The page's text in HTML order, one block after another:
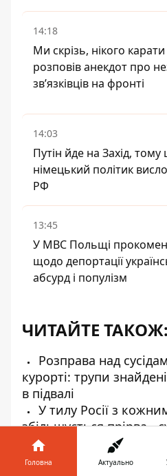
14:18
Ми скрізь, нікого
розповів анекдот про
зв’язківців на фронті
14:03
Путін йде на Захід, тому
німецький політик
РФ
13:45
У МВС Польщі
щодо депортації
абсурд і популізм
ЧИТАЙТЕ ТАКОЖ:
Розправа над
курорті: трупи
в підвалі
У тилу Росії з
збільшується прірва -
Природа дає
шанс: повний прогноз
Головна Актуально